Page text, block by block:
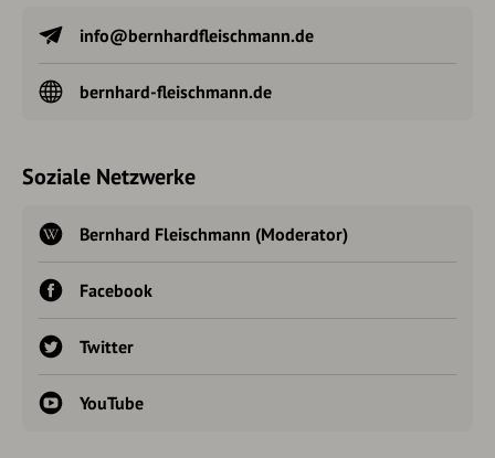
info@bernhardfleischmann.de
bernhard-fleischmann.de
Soziale Netzwerke
Bernhard Fleischmann (Moderator)
Facebook
Twitter
YouTube